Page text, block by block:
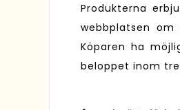
Produkterna
webbplatsen
Köparen ha
beloppet inom